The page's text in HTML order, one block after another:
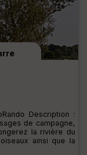
Description :
de campagne,
la rivière du
ainsi que la